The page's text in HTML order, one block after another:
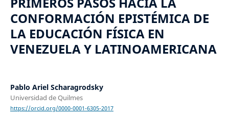
CONFORMACIÓN EPISTÉMICA DE
LA EDUCACIÓN FÍSICA EN
VENEZUELA Y LATINOAMERICANA
Pablo Ariel Scharagrodsky
Universidad de Quilmes
https://orcid.org/0000-0001-6305-2017